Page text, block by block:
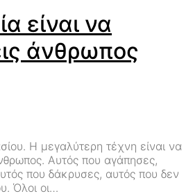
είναι να
άνθρωπος
Η μεγαλύτερη τέχνη είναι να
Αυτός που αγάπησες,
που δάκρυσες, αυτός που δεν
Όλοι οι…